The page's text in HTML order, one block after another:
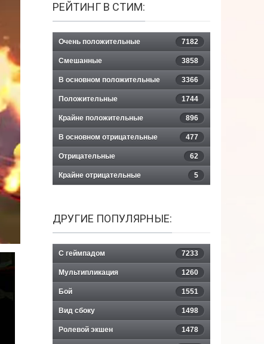
РЕЙТИНГ В СТИМ:
Очень положительные 7182
Смешанные 3858
В основном положительные 3366
Положительные 1744
Крайне положительные 896
В основном отрицательные 477
Отрицательные 62
Крайне отрицательные 5
ДРУГИЕ ПОПУЛЯРНЫЕ:
С геймпадом 7233
Мультипликация 1260
Бой 1551
Вид сбоку 1498
Ролевой экшен 1478